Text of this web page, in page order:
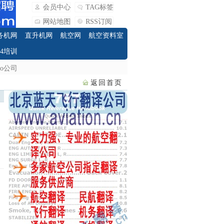
会员中心
TAG标签
网站地图
RSS订阅
机网
直升机网 航空网 航空资料室
培训
公司
返回首页